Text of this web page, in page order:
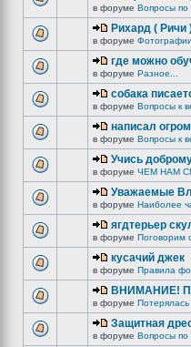
в форуме Вопросы по
Рихард ( Ричи
в форуме
где можно
в форуме Разное...
собака
в форуме Вопросы к
написал
в форуме Вопросы к
Учись
в форуме ЧЕМ НАМ
Уважаемые
в форуме Наиболее
ягдтерьер
в форуме Поговорим
кусачий джек
в форуме Правила
ВНИМАНИЕ!
в форуме Потерялась
Защитная
в форуме Вопросы